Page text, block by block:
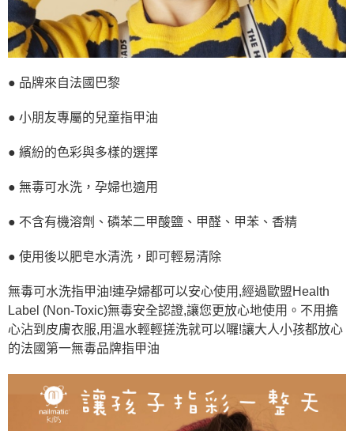
● 品牌來自法國巴黎
● 小朋友專屬的兒童指甲油
● 繽紛的色彩與多樣的選擇
● 無毒可水洗，孕婦也適用
● 不含有機溶劑、磷苯二甲酸鹽、甲醛、甲苯、香精
● 使用後以肥皂水清洗，即可輕易清除
無毒可水洗指甲油!連孕婦都可以安心使用,經過歐盟Health
Label (Non-Toxic)無毒安全認證,讓您更放心地使用。不用擔
心沾到皮膚衣服,用溫水輕輕搓洗就可以囉!讓大人小孩都放心
的法國第一無毒品牌指甲油